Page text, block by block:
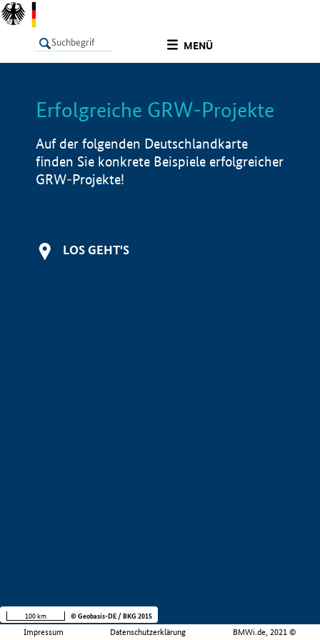
MENÜ
LISTE Info
Erfolgreiche GRW-Projekte
Auf der folgenden Deutschlandkarte
finden Sie konkrete Beispiele erfolgreicher
GRW-Projekte!
LOS GEHT'S
Impressum Datenschutzerklärung BMWi.de, 2021 ©
100 km © Geobasis-DE / BKG 2015